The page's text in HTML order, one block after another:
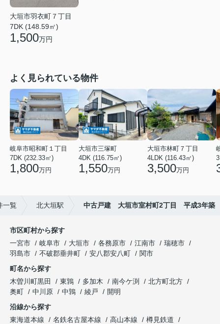
大垣市羽衣町７丁目
7DK (148.59㎡)
1,500万円
よく見られている物件
岐阜市昭和町１丁目
7DK (232.33㎡)
1,800万円
大垣市三塚町
4DK (116.75㎡)
1,550万円
大垣市林町７丁目
4LDK (116.43㎡)
3,500万円
一覧 北大垣駅 中古戸建 大垣市室村町2丁目 平成3年築
市区町村から探す
一宮市
岐阜市 大垣市 各務原市 江南市
瑞穂市
羽島市
不破郡垂井町 安八郡安八町
関市
町名から探す
木曽川町黒田
東鶉 多加木 南今ケ渕
北方町北方
奥町
中川原 中鶉 綾戸
開明
沿線から探す
東海道本線
名鉄名古屋本線 高山本線
樽見鉄道